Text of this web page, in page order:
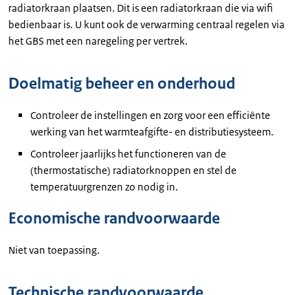
radiatorkraan plaatsen. Dit is een radiatorkraan die via wifi
bedienbaar is. U kunt ook de verwarming centraal regelen via
het GBS met een naregeling per vertrek.
Doelmatig beheer en onderhoud
Controleer de instellingen en zorg voor een efficiënte
werking van het warmteafgifte- en distributiesysteem.
Controleer jaarlijks het functioneren van de
(thermostatische) radiatorknoppen en stel de
temperatuurgrenzen zo nodig in.
Economische randvoorwaarde
Niet van toepassing.